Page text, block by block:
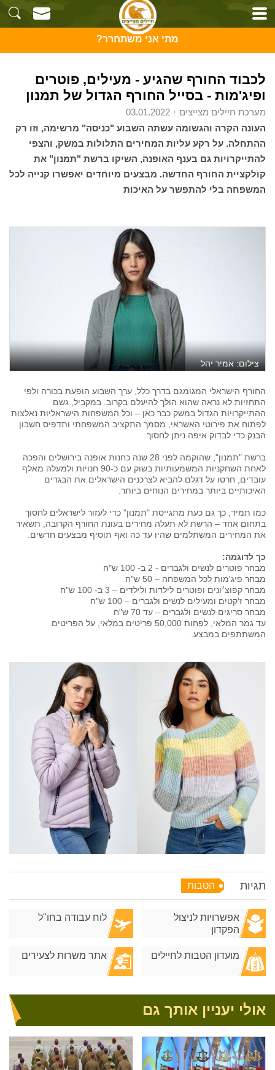
מתי אני משתחרר?
לכבוד החורף שהגיע - מעילים, פוטרים
ופיג'מות - בסייל החורף הגדול של תמנון
מערכת חיילים מצייצים
העונה הקרה והגשומה עשתה השבוע "כניסה" מרשימה, וזו רק
ההתחלה. על רקע עליות המחירים התלולות במשק, והצפי
להתייקרויות גם בענף האופנה, השיקו ברשת "תמנון" את
קולקציית החורף החדשה. מבצעים מיוחדים יאפשרו קנייה לכל
המשפחה בלי להתפשר על האיכות
צילום: אמיר יהל
החורף הישראלי המגומגם בדרך כלל, ערך השבוע הופעת בכורה ולפי
התחזיות לא נראה שהוא הולך להיעלם בקרוב. במקביל, גשם
ההתייקרויות הגדול במשק כבר כאן – וכל המשפחות הישראליות נאלצות
לפתוח את פירוטי האשראי, מסמך התקציב המשפחתי ותדפיס חשבון
הבנק כדי לבדוק איפה ניתן לחסוך.
ברשת "תמנון", שהוקמה לפני 28 שנה כחנות אופנה בירושלים והפכה
לאחת השחקניות המשמעותיות בשוק עם כ-90 חנויות ולמעלה מאלף
עובדים, חרטו על דגלם להביא לצרכנים הישראלים את הבגדים
האיכותיים ביותר במחירים הנוחים ביותר.
כמו תמיד, כך גם כעת מתגייסת "תמנון" כדי לעזור לישראלים לחסוך
בתחום אחד – הרשת לא תעלה מחירים בעונת החורף הקרובה, תשאיר
את המחירים המשתלמים שהיו עד כה ואף תוסיף מבצעים חדשים.
כך לדוגמה:
מבחר פוטרים לנשים ולגברים - 2 ב- 100 ש"ח
מבחר פיג'מות לכל המשפחה – 50 ש"ח
מבחר קפוצ׳ונים ופוטרים לילדות ולילדים – 3 ב- 100 ש"ח
מבחר ז'קטים ומעילים לנשים ולגברים – 100 ש"ח
מבחר סריגים לנשים ולגברים – עד 70 ש"ח
עד גמר המלאי, לפחות 50,000 פריטים במלאי, על הפריטים
המשתתפים במבצע.
תגיות הטבות
אפשרויות לניצול
הפקדון
לוח עבודה בחו"ל
מועדון הטבות לחיילים אתר משרות לצעירים
אולי יעניין אותך גם